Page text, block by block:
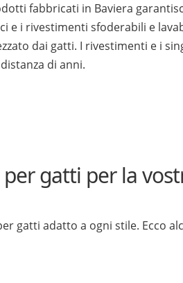
fabbricati in Baviera
e i rivestimenti sfoderabili e
dai gatti. I rivestimenti e i
di anni.
gatti per la
gatti adatto a ogni stile. Ecco